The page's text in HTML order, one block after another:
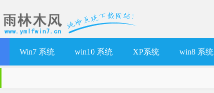
Win7 系统 win10 系统 XP系统 win8 系统